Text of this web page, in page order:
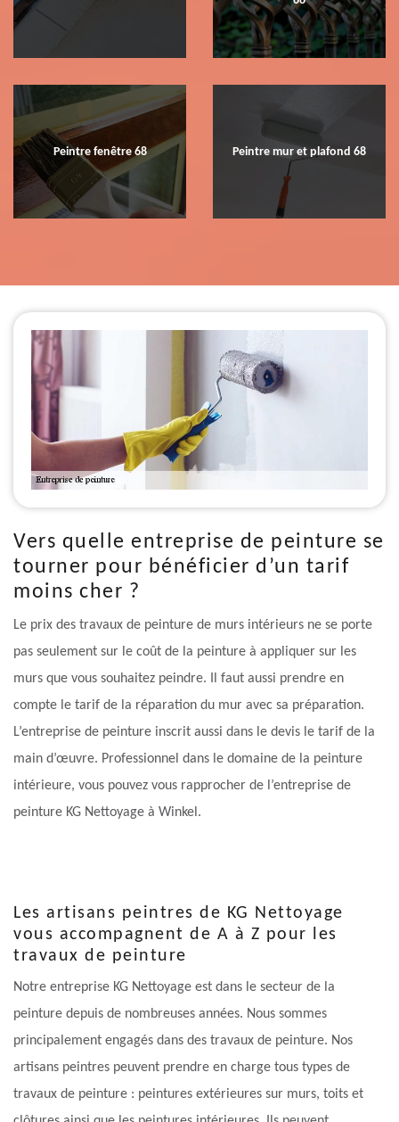
Peintre fenêtre 68 Peintre mur et plafond 68
Vers quelle entreprise de peinture se
tourner pour bénéficier d’un tarif
moins cher ?
Le prix des travaux de peinture de murs intérieurs ne se porte
pas seulement sur le coût de la peinture à appliquer sur les
murs que vous souhaitez peindre. Il faut aussi prendre en
compte le tarif de la réparation du mur avec sa préparation.
L’entreprise de peinture inscrit aussi dans le devis le tarif de la
main d’œuvre. Professionnel dans le domaine de la peinture
intérieure, vous pouvez vous rapprocher de l’entreprise de
peinture KG Nettoyage à Winkel.
Les artisans peintres de KG Nettoyage
vous accompagnent de A à Z pour les
travaux de peinture
Notre entreprise KG Nettoyage est dans le secteur de la
peinture depuis de nombreuses années. Nous sommes
principalement engagés dans des travaux de peinture. Nos
artisans peintres peuvent prendre en charge tous types de
travaux de peinture : peintures extérieures sur murs, toits et